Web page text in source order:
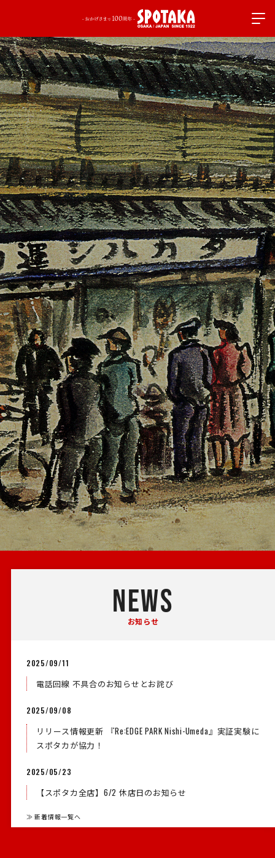
NEWS
お知らせ
2025/09/11
電話回線 不具合のお知らせとお詫び
2025/09/08
リリース情報更新 『Re:EDGE PARK Nishi-Umeda』実証実験に
スポタカが協力！
2025/05/23
【スポタカ全店】6/2 休店日のお知らせ
≫ 新着情報一覧へ